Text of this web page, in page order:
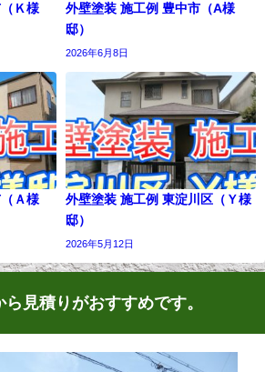
Ｋ様
外壁塗装 施工例 豊中市（A様
邸）
2026年6月8日
Ａ様
外壁塗装 施工例 東淀川区（Ｙ様
邸）
2026年5月12日
見積りがおすすめです。